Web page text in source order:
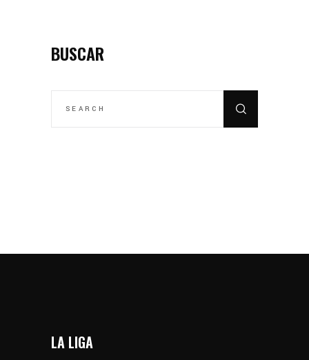
BUSCAR
LA LIGA